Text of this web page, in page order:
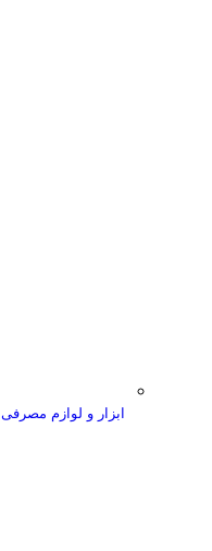
ابزار و لوازم مصرفی